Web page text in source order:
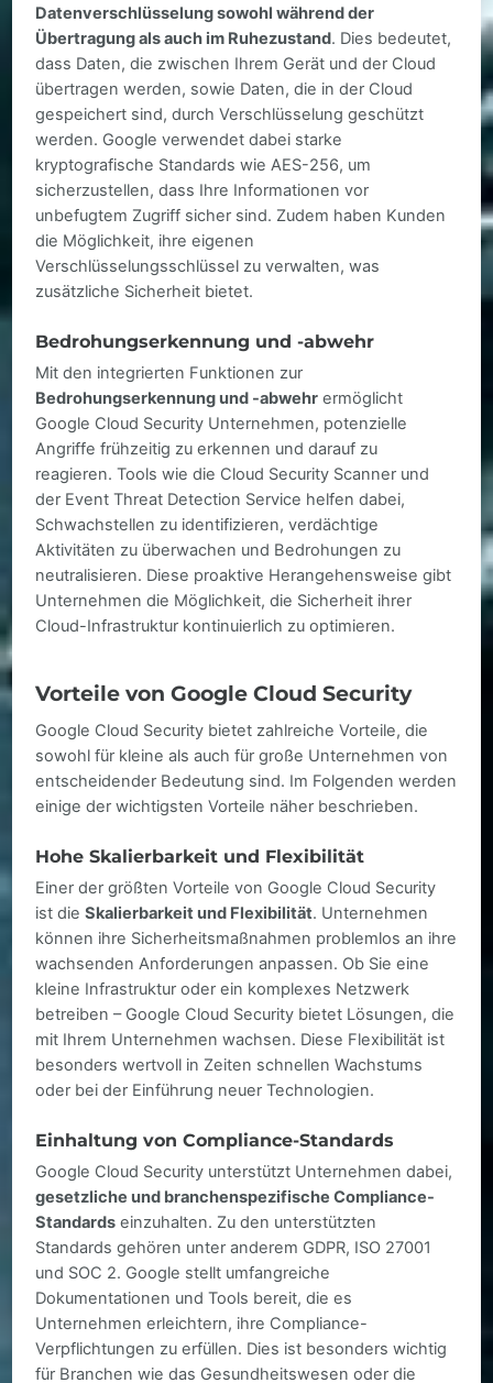
Datenverschlüsselung sowohl während der
Übertragung als auch im Ruhezustand. Dies bedeutet,
dass Daten, die zwischen Ihrem Gerät und der Cloud
übertragen werden, sowie Daten, die in der Cloud
gespeichert sind, durch Verschlüsselung geschützt
werden. Google verwendet dabei starke
kryptografische Standards wie AES-256, um
sicherzustellen, dass Ihre Informationen vor
unbefugtem Zugriff sicher sind. Zudem haben Kunden
die Möglichkeit, ihre eigenen
Verschlüsselungsschlüssel zu verwalten, was
zusätzliche Sicherheit bietet.
Bedrohungserkennung und -abwehr
Mit den integrierten Funktionen zur
Bedrohungserkennung und -abwehr ermöglicht
Google Cloud Security Unternehmen, potenzielle
Angriffe frühzeitig zu erkennen und darauf zu
reagieren. Tools wie die Cloud Security Scanner und
der Event Threat Detection Service helfen dabei,
Schwachstellen zu identifizieren, verdächtige
Aktivitäten zu überwachen und Bedrohungen zu
neutralisieren. Diese proaktive Herangehensweise gibt
Unternehmen die Möglichkeit, die Sicherheit ihrer
Cloud-Infrastruktur kontinuierlich zu optimieren.
Vorteile von Google Cloud Security
Google Cloud Security bietet zahlreiche Vorteile, die
sowohl für kleine als auch für große Unternehmen von
entscheidender Bedeutung sind. Im Folgenden werden
einige der wichtigsten Vorteile näher beschrieben.
Hohe Skalierbarkeit und Flexibilität
Einer der größten Vorteile von Google Cloud Security
ist dieSkalierbarkeit und Flexibilität. Unternehmen
können ihre Sicherheitsmaßnahmen problemlos an ihre
wachsenden Anforderungen anpassen. Ob Sie eine
kleine Infrastruktur oder ein komplexes Netzwerk
betreiben – Google Cloud Security bietet Lösungen, die
mit Ihrem Unternehmen wachsen. Diese Flexibilität ist
besonders wertvoll in Zeiten schnellen Wachstums
oder bei der Einführung neuer Technologien.
Einhaltung von Compliance-Standards
Google Cloud Security unterstützt Unternehmen dabei,
gesetzliche und branchenspezifische Compliance-
Standards einzuhalten. Zu den unterstützten
Standards gehören unter anderem GDPR, ISO 27001
und SOC 2. Google stellt umfangreiche
Dokumentationen und Tools bereit, die es
Unternehmen erleichtern, ihre Compliance-
Verpflichtungen zu erfüllen. Dies ist besonders wichtig
für Branchen wie das Gesundheitswesen oder die